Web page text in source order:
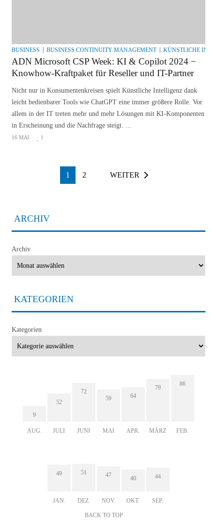
BUSINESS BUSINESS CONTINUITY MANAGEMENT KÜNSTLICHE
ADN Microsoft CSP Week: KI & Copilot 2024 −
Knowhow-Kraftpaket für Reseller und IT-Partner
Nicht nur in Konsumentenkreisen spielt Künstliche Intelligenz dank
leicht bedienbarer Tools wie ChatGPT eine immer größere Rolle. Vor
allem in der IT treten mehr und mehr Lösungen mit KI-Komponenten
in Erscheinung und die Nachfrage steigt. ...
16 MAI 1
1 2 WEITER
ARCHIV
Archiv
KATEGORIEN
Kategorien
9
AUG.
52
JULI
72
JUNI
59
MAI
64
APR.
79
MÄRZ
86
FEB.
49
JAN.
51
DEZ.
47
NOV.
40
OKT.
44
SEP.
BACK TO TOP